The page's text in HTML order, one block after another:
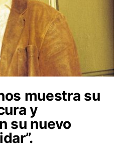
muestra su
y
su nuevo